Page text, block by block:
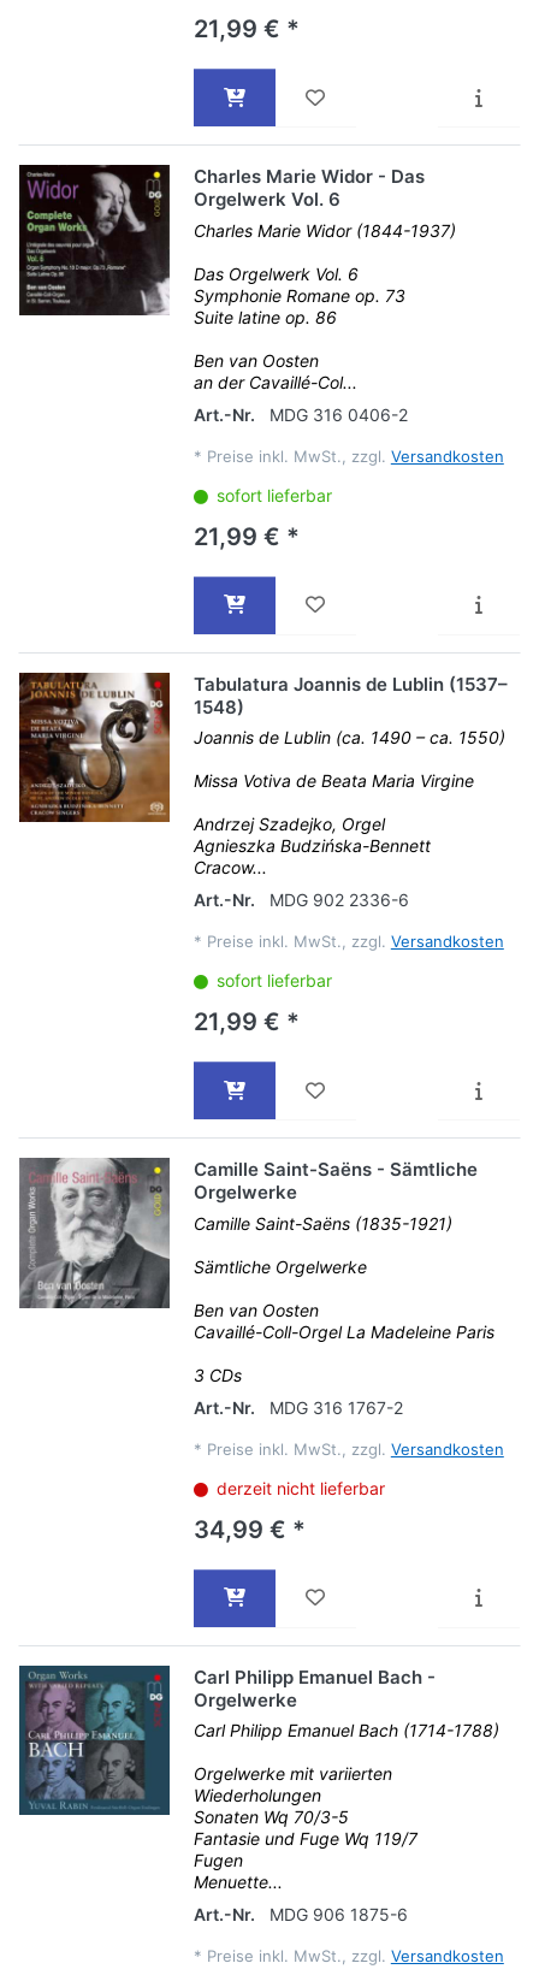
21,99 € *
Charles Marie Widor - Das
Orgelwerk Vol. 6
Charles Marie Widor (1844-1937)
Das Orgelwerk Vol. 6
Symphonie Romane op. 73
Suite latine op. 86
Ben van Oosten
an der Cavaillé-Col...
Art.-Nr.
MDG 316 0406-2
* Preise inkl. MwSt., zzgl. Versandkosten
sofort lieferbar
21,99 € *
Tabulatura Joannis de Lublin (1537–
1548)
Joannis de Lublin (ca. 1490 – ca. 1550)
Missa Votiva de Beata Maria Virgine
Andrzej Szadejko, Orgel
Agnieszka Budzińska-Bennett
Cracow...
Art.-Nr.
MDG 902 2336-6
* Preise inkl. MwSt., zzgl. Versandkosten
sofort lieferbar
21,99 € *
Camille Saint-Saëns - Sämtliche
Orgelwerke
Camille Saint-Saëns (1835-1921)
Sämtliche Orgelwerke
Ben van Oosten
Cavaillé-Coll-Orgel La Madeleine Paris
3 CDs
Art.-Nr.
MDG 316 1767-2
* Preise inkl. MwSt., zzgl. Versandkosten
derzeit nicht lieferbar
34,99 € *
Carl Philipp Emanuel Bach -
Orgelwerke
Carl Philipp Emanuel Bach (1714-1788)
Orgelwerke mit variierten
Wiederholungen
Sonaten Wq 70/3-5
Fantasie und Fuge Wq 119/7
Fugen
Menuette...
Art.-Nr.
MDG 906 1875-6
* Preise inkl. MwSt., zzgl. Versandkosten